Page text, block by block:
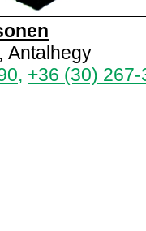
Antalhegy
, +36 (30)